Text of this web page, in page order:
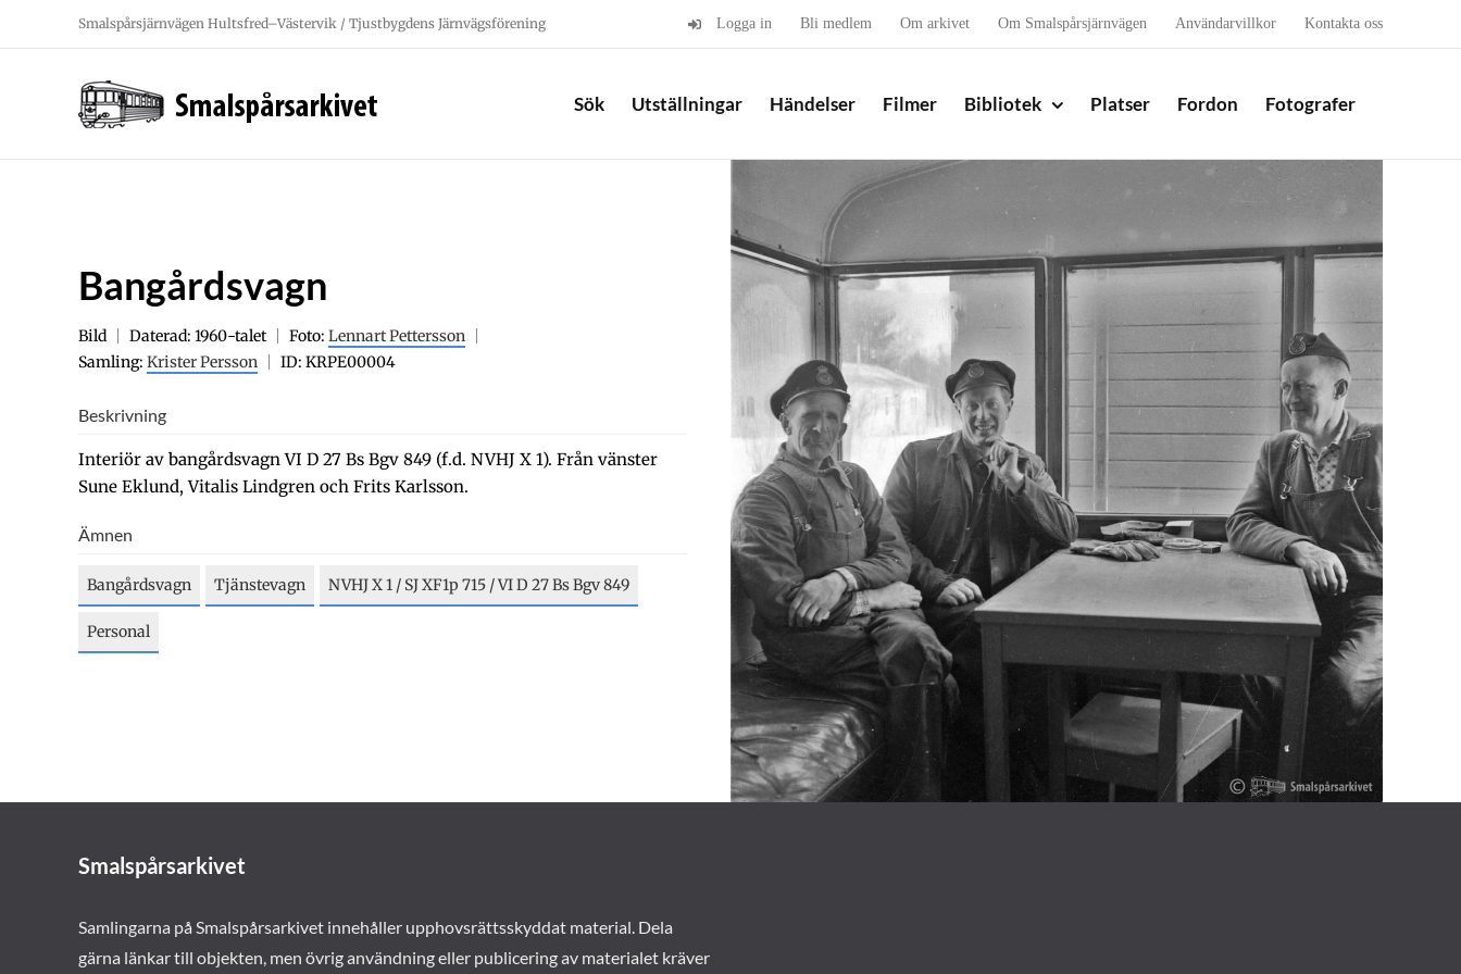
Smalspårsjärnvägen Hultsfred–Västervik / Tjustbygdens Järnvägsförening Logga in Bli medlem Om arkivet Om Smalspårsjärnvägen Användarvillkor Kontakta oss
Sök Utställningar Händelser Filmer Bibliotek Platser Fordon Fotografer
Bangårdsvagn
Bild Daterad: 1960-talet Foto: Lennart Pettersson
Samling: Krister Persson ID: KRPE00004
Beskrivning
Interiör av bangårdsvagn VI D 27 Bs Bgv 849 (f.d. NVHJ X 1). Från vänster
Sune Eklund, Vitalis Lindgren och Frits Karlsson.
Ämnen
Bangårdsvagn Tjänstevagn NVHJ X 1 / SJ XF1p 715 / VI D 27 Bs Bgv 849
Personal
Smalspårsarkivet
Samlingarna på Smalspårsarkivet innehåller upphovsrättsskyddat material. Dela
gärna länkar till objekten, men övrig användning eller publicering av materialet kräver